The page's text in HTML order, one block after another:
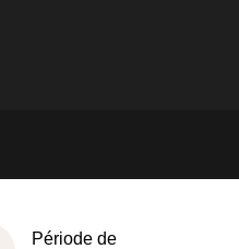
Période de